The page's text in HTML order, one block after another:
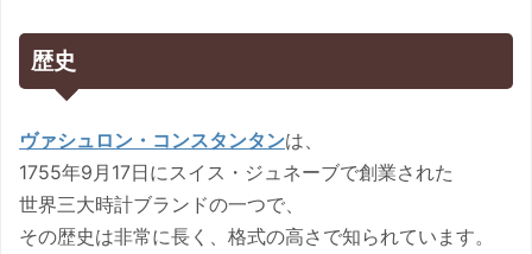
歴史
ヴァシュロン・コンスタンタンは、
1755年9月17日にスイス・ジュネーブで創業された
世界三大時計ブランドの一つで、
その歴史は非常に長く、格式の高さで知られています。